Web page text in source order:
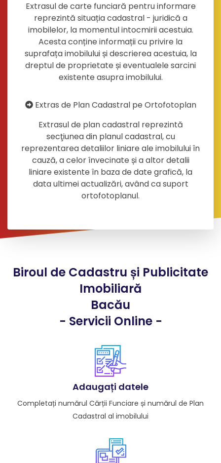
Extrasul de carte funciară pentru informare
reprezintă situația cadastral - juridică a
imobilelor, la momentul intocmirii acestuia.
Acesta conține informații cu privire la
suprafața imobilului și descrierea acestuia, la
dreptul de proprietate și eventualele sarcini
existente asupra imobilului.
Extras de Plan Cadastral pe Ortofotoplan
Extrasul de plan cadastral reprezintă
secţiunea din planul cadastral, cu
reprezentarea detaliilor liniare ale imobilului în
cauză, a celor învecinate și a altor detalii
liniare existente în baza de date grafică, la
data ultimei actualizări, având ca suport
ortofotoplanul.
Biroul de Cadastru și Publicitate
Imobiliară
Bacău
- Servicii Online -
Adaugați datele
Completați numărul Cărții Funciare și numărul de Plan
Cadastral al imobilului